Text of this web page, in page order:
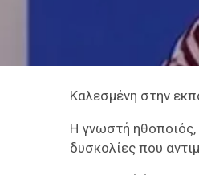
Καλεσμένη στην
Η γνωστή ηθοποιός,
δυσκολίες που